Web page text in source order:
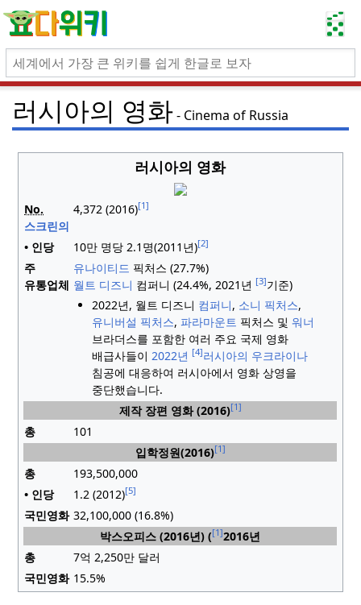
러시아의 영화 Cinema of Russia
러시아의 영화
No.
스크린의
4,372 (2016)[1]
• 인당 10만 명당 2.1명(2011년)[2]
주
유통업체
유나이티드 픽처스 (27.7%)
월트 디즈니 컴퍼니 (24.4%, 2021년 [3]기준)
2022년, 월트 디즈니 컴퍼니, 소니 픽처스,
유니버설 픽처스, 파라마운트 픽처스 및 워너
브라더스를 포함한 여러 주요 국제 영화
배급사들이 2022년 [4]러시아의 우크라이나
침공에 대응하여 러시아에서 영화 상영을
중단했습니다.
제작 장편 영화 (2016)[1]
총
101
입학정원(2016)[1]
총
193,500,000
• 인당
1.2 (2012)[5]
국민영화 32,100,000 (16.8%)
박스오피스 (2016년) ([1]2016년
총
7억 2,250만 달러
국민영화 15.5%